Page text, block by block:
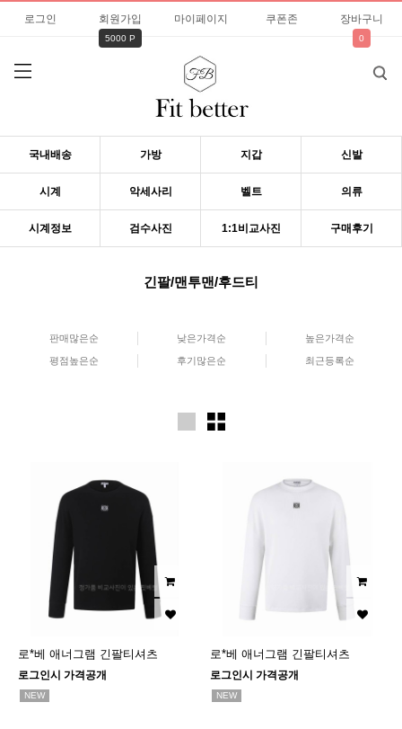
로그인 회원가입
5000 P
마이페이지 쿠폰존 장바구니
0
국내배송 가방 지갑 신발
시계 악세사리 벨트 의류
시계정보 검수사진 1:1비교사진 구매후기
긴팔/맨투맨/후드티
판매많은순 낮은가격순 높은가격순
평점높은순 후기많은순 최근등록순
로*베 애너그램 긴팔티셔츠
로그인시 가격공개
NEW
로*베 애너그램 긴팔티셔츠
로그인시 가격공개
NEW